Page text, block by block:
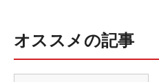
オススメの記事